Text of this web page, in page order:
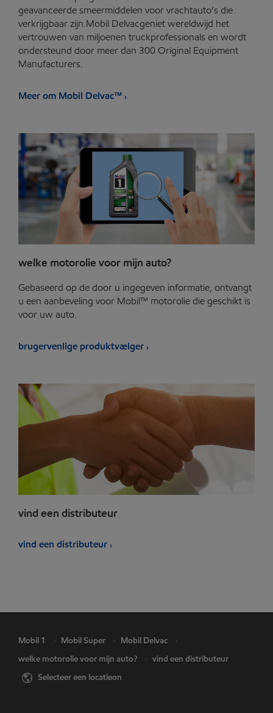
geavanceerde smeermiddelen voor vrachtauto’s die
verkrijgbaar zijn.Mobil Delvacgeniet wereldwijd het
vertrouwen van miljoenen truckprofessionals en wordt
ondersteund door meer dan 300 Original Equipment
Manufacturers.
Meer om Mobil Delvac™
welke motorolie voor mijn auto?
Gebaseerd op de door u ingegeven informatie, ontvangt
u een aanbeveling voor Mobil™ motorolie die geschikt is
voor uw auto.
brugervenlige produktvælger
vind een distributeur
vind een distributeur
Mobil 1 Mobil Super
Mobil Delvac
welke motorolie voor mijn auto?
vind een distributeur
Selecteer een locatieon